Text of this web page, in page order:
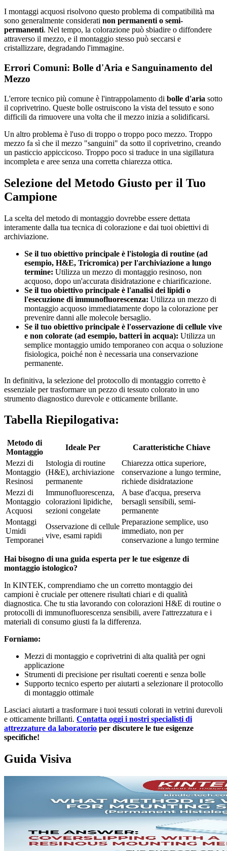
I montaggi acquosi risolvono questo problema di compatibilità ma
sono generalmente considerati non permanenti o semi-
permanenti. Nel tempo, la colorazione può sbiadire o diffondere
attraverso il mezzo, e il montaggio stesso può seccarsi e
cristallizzare, degradando l'immagine.
Errori Comuni: Bolle d'Aria e Sanguinamento del
Mezzo
L'errore tecnico più comune è l'intrappolamento di bolle d'aria sotto
il coprivetrino. Queste bolle ostruiscono la vista del tessuto e sono
difficili da rimuovere una volta che il mezzo inizia a solidificarsi.
Un altro problema è l'uso di troppo o troppo poco mezzo. Troppo
mezzo fa sì che il mezzo "sanguini" da sotto il coprivetrino, creando
un pasticcio appiccicoso. Troppo poco si traduce in una sigillatura
incompleta e aree senza una corretta chiarezza ottica.
Selezione del Metodo Giusto per il Tuo
Campione
La scelta del metodo di montaggio dovrebbe essere dettata
interamente dalla tua tecnica di colorazione e dai tuoi obiettivi di
archiviazione.
Se il tuo obiettivo principale è l'istologia di routine (ad
esempio, H&E, Tricromica) per l'archiviazione a lungo
termine: Utilizza un mezzo di montaggio resinoso, non
acquoso, dopo un'accurata disidratazione e chiarificazione.
Se il tuo obiettivo principale è l'analisi dei lipidi o
l'esecuzione di immunofluorescenza: Utilizza un mezzo di
montaggio acquoso immediatamente dopo la colorazione per
prevenire danni alle molecole bersaglio.
Se il tuo obiettivo principale è l'osservazione di cellule vive
e non colorate (ad esempio, batteri in acqua): Utilizza un
semplice montaggio umido temporaneo con acqua o soluzione
fisiologica, poiché non è necessaria una conservazione
permanente.
In definitiva, la selezione del protocollo di montaggio corretto è
essenziale per trasformare un pezzo di tessuto colorato in uno
strumento diagnostico durevole e otticamente brillante.
Tabella Riepilogativa:
Metodo di
Montaggio
Ideale Per
Caratteristiche Chiave
Mezzi di
Montaggio
Resinosi
Istologia di routine
(H&E), archiviazione
permanente
Chiarezza ottica superiore,
conservazione a lungo termine,
richiede disidratazione
Mezzi di
Montaggio
Acquosi
Immunofluorescenza,
colorazioni lipidiche,
sezioni congelate
A base d'acqua, preserva
bersagli sensibili, semi-
permanente
Montaggi
Umidi
Temporanei
Osservazione di cellule
vive, esami rapidi
Preparazione semplice, uso
immediato, non per
conservazione a lungo termine
Hai bisogno di una guida esperta per le tue esigenze di
montaggio istologico?
In KINTEK, comprendiamo che un corretto montaggio dei
campioni è cruciale per ottenere risultati chiari e di qualità
diagnostica. Che tu stia lavorando con colorazioni H&E di routine o
protocolli di immunofluorescenza sensibili, avere l'attrezzatura e i
materiali di consumo giusti fa la differenza.
Forniamo:
Mezzi di montaggio e coprivetrini di alta qualità per ogni
applicazione
Strumenti di precisione per risultati coerenti e senza bolle
Supporto tecnico esperto per aiutarti a selezionare il protocollo
di montaggio ottimale
Lasciaci aiutarti a trasformare i tuoi tessuti colorati in vetrini durevoli
e otticamente brillanti. Contatta oggi i nostri specialisti di
attrezzature da laboratorio per discutere le tue esigenze
specifiche!
Guida Visiva